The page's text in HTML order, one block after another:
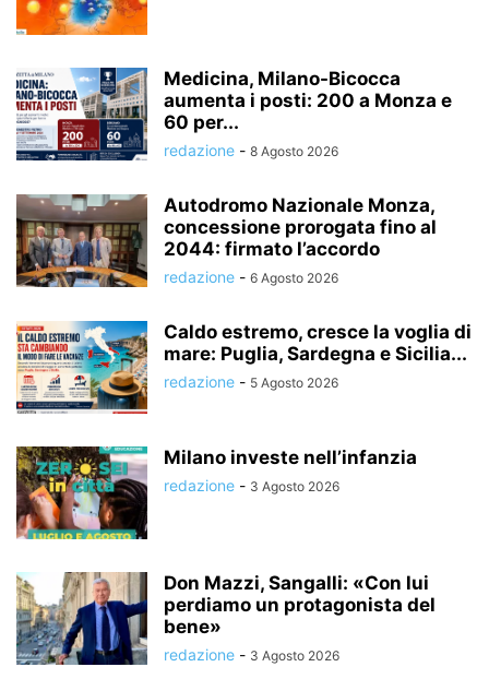
Medicina, Milano-Bicocca
aumenta i posti: 200 a Monza e
60 per...
redazione - 8 Agosto 2026
Autodromo Nazionale Monza,
concessione prorogata fino al
2044: firmato l’accordo
redazione - 6 Agosto 2026
Caldo estremo, cresce la voglia di
mare: Puglia, Sardegna e Sicilia...
redazione - 5 Agosto 2026
Milano investe nell’infanzia
redazione - 3 Agosto 2026
Don Mazzi, Sangalli: «Con lui
perdiamo un protagonista del
bene»
redazione - 3 Agosto 2026